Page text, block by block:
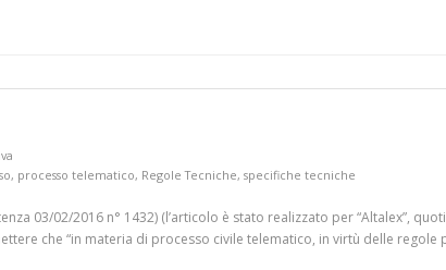
, processo telematico, Regole Tecniche, specifiche tecniche
03/02/2016 n° 1432) (l’articolo è stato realizzato per “Altalex”,
che “in materia di processo civile telematico, in virtù delle regole